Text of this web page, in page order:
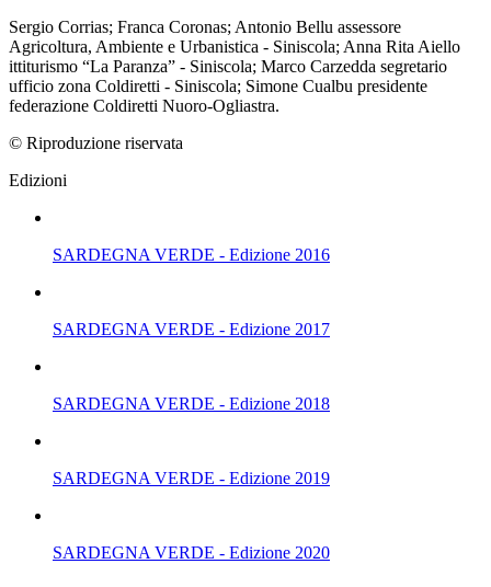
Sergio Corrias; Franca Coronas; Antonio Bellu assessore
Agricoltura, Ambiente e Urbanistica - Siniscola; Anna Rita Aiello
ittiturismo “La Paranza” - Siniscola; Marco Carzedda segretario
ufficio zona Coldiretti - Siniscola; Simone Cualbu presidente
federazione Coldiretti Nuoro-Ogliastra.
© Riproduzione riservata
Edizioni
SARDEGNA VERDE - Edizione 2016
SARDEGNA VERDE - Edizione 2017
SARDEGNA VERDE - Edizione 2018
SARDEGNA VERDE - Edizione 2019
SARDEGNA VERDE - Edizione 2020